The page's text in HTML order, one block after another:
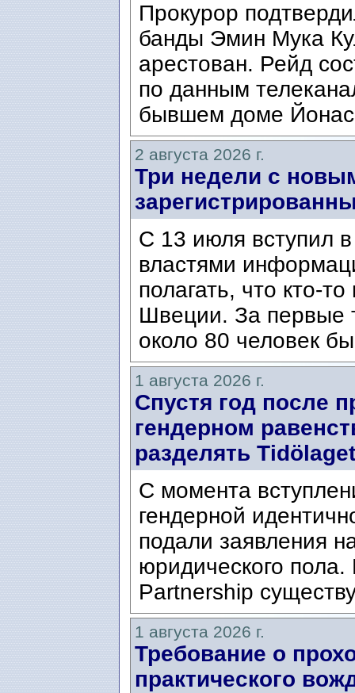
Прокурор
банды Эмин Мука
арестован. Рейд
по данным
бывшем доме
2 августа 2026 г.
Три недели с
С 13 июля вступил
властями
полагать, что кто-
Швеции. За первые
около 80 человек
1 августа 2026 г.
Спустя год после
гендерном
разделять
С момента
гендерной
подали заявления
юридического
Partnership
1 августа 2026 г.
Требование о
практического